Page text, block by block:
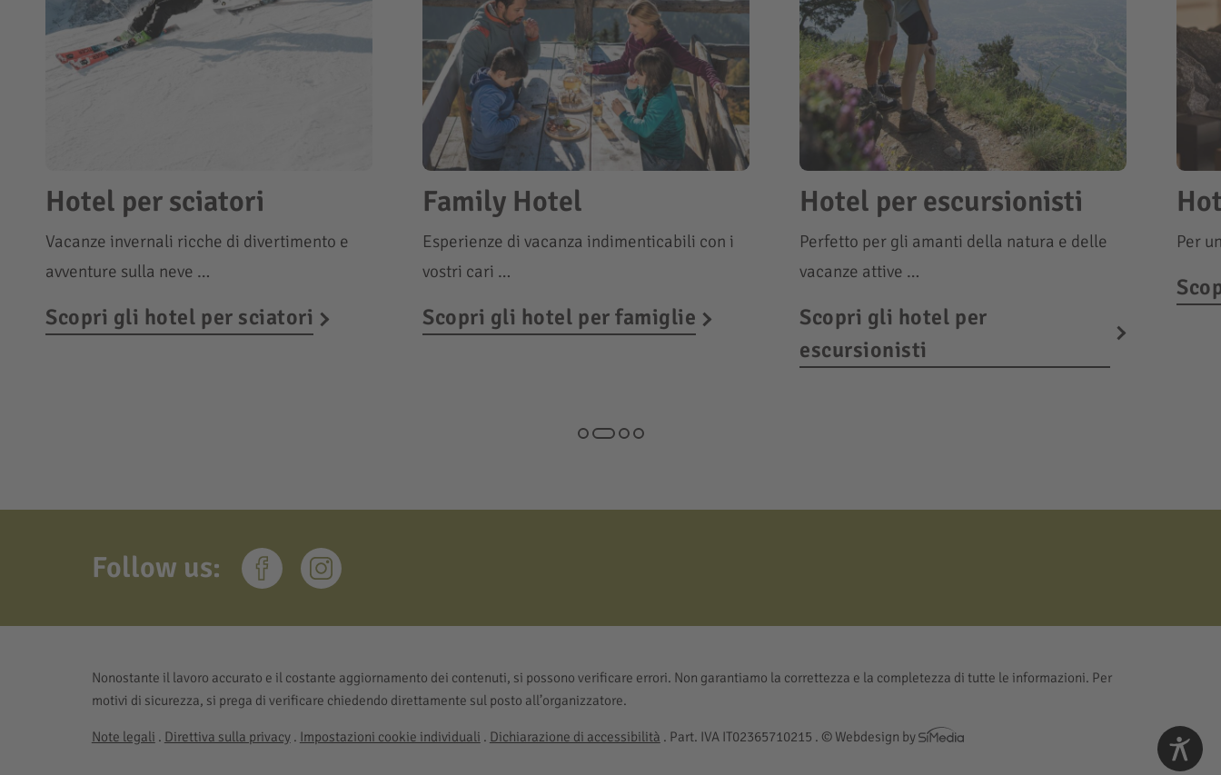
Hotel per sciatori
Vacanze invernali ricche di divertimento e
avventure sulla neve …
Scopri gli hotel per sciatori
Family Hotel
Esperienze di vacanza indimenticabili con i
vostri cari …
Scopri gli hotel per famiglie
Hotel per escursionisti
Perfetto per gli amanti della natura e delle
vacanze attive …
Scopri gli hotel per
escursionisti
Per
Follow us:
Nonostante il lavoro accurato e il costante aggiornamento dei contenuti, si possono verificare errori. Non garantiamo la correttezza e la completezza di tutte le informazioni. Per
motivi di sicurezza, si prega di verificare chiedendo direttamente sul posto all’organizzatore.
Note legali . Direttiva sulla privacy. Impostazioni cookie individuali . Dichiarazione di accessibilità . Part. IVA IT02365710215 . © Webdesign by